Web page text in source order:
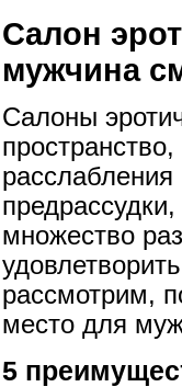
Салон
мужчина
Салоны
предрассудки,
множество
рассмотрим,
место для
5